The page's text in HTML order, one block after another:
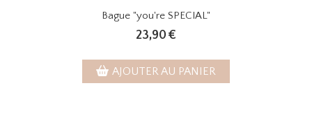
Bague "you're SPECIAL"
23,90 €
AJOUTER AU PANIER